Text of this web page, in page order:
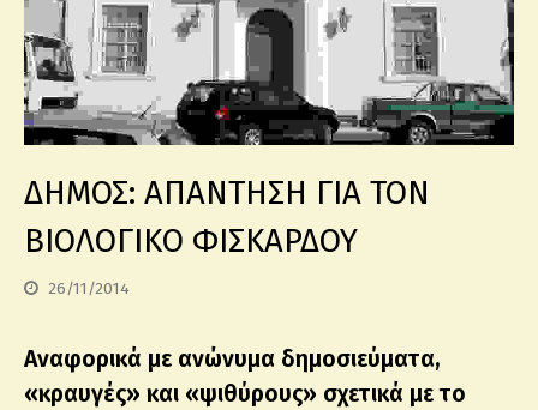
ΔΗΜΟΣ: ΑΠΑΝΤΗΣΗ ΓΙΑ ΤΟΝ
ΒΙΟΛΟΓΙΚΟ ΦΙΣΚΑΡΔΟΥ
26/11/2014
Αναφορικά με ανώνυμα δημοσιεύματα,
«κραυγές» και «ψιθύρους» σχετικά με το